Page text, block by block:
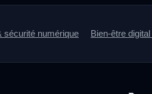
sécurité numérique Bien-être